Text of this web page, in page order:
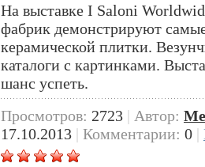
На выставке I Saloni
фабрик демонстрируют
керамической плитки.
каталоги с картинками.
шанс успеть.
Просмотров: 2723 | Автор:
17.10.2013 | Комментарии: 0 |